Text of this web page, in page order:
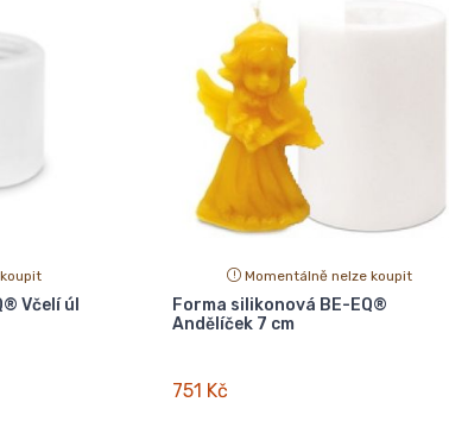
Včelí úl
Momentálně nelze koupit
Forma silikonová BE-EQ®
Andělíček 7 cm
751 Kč